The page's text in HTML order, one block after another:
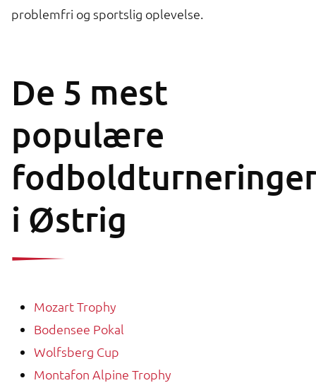
problemfri og sportslig oplevelse.
De 5 mest
populære
i Østrig
Mozart Trophy
Bodensee Pokal
Wolfsberg Cup
Montafon Alpine Trophy